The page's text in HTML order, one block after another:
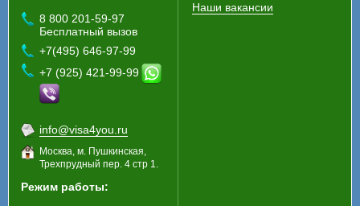
8 800 201-59-97
Бесплатный вызов
+7(495) 646-97-99
+7 (925) 421-99-99
info@visa4you.ru
Москва, м. Пушкинская,
Трехпрудный пер. 4 стр 1.
Режим работы:
Наши вакансии